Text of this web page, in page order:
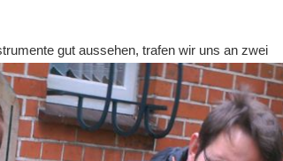
gut aussehen, trafen wir uns an zwei